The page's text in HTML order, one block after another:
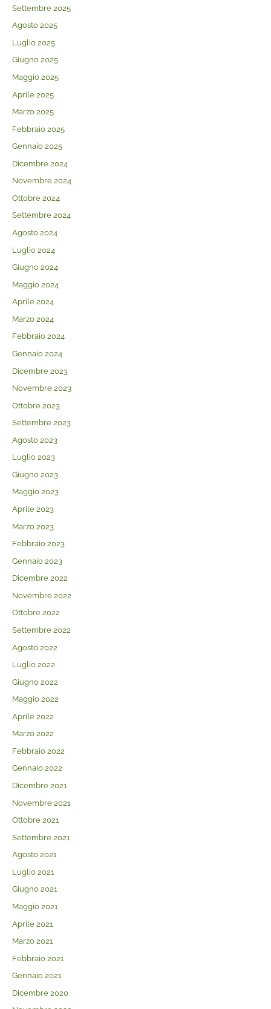
Settembre 2025
Agosto 2025
Luglio 2025
Giugno 2025
Maggio 2025
Aprile 2025
Marzo 2025
Febbraio 2025
Gennaio 2025
Dicembre 2024
Novembre 2024
Ottobre 2024
Settembre 2024
Agosto 2024
Luglio 2024
Giugno 2024
Maggio 2024
Aprile 2024
Marzo 2024
Febbraio 2024
Gennaio 2024
Dicembre 2023
Novembre 2023
Ottobre 2023
Settembre 2023
Agosto 2023
Luglio 2023
Giugno 2023
Maggio 2023
Aprile 2023
Marzo 2023
Febbraio 2023
Gennaio 2023
Dicembre 2022
Novembre 2022
Ottobre 2022
Settembre 2022
Agosto 2022
Luglio 2022
Giugno 2022
Maggio 2022
Aprile 2022
Marzo 2022
Febbraio 2022
Gennaio 2022
Dicembre 2021
Novembre 2021
Ottobre 2021
Settembre 2021
Agosto 2021
Luglio 2021
Giugno 2021
Maggio 2021
Aprile 2021
Marzo 2021
Febbraio 2021
Gennaio 2021
Dicembre 2020